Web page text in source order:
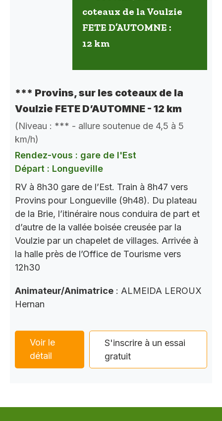
coteaux de la Voulzie
FETE D’AUTOMNE :
12 km
*** Provins, sur les coteaux de la
Voulzie FETE D’AUTOMNE - 12 km
(Niveau : *** - allure soutenue de 4,5 à 5
km/h)
Rendez-vous : gare de l'Est
Départ : Longueville
RV à 8h30 gare de l’Est. Train à 8h47 vers
Provins pour Longueville (9h48). Du plateau
de la Brie, l’itinéraire nous conduira de part et
d’autre de la vallée boisée creusée par la
Voulzie par un chapelet de villages. Arrivée à
la halle près de l’Office de Tourisme vers
12h30
Animateur/Animatrice : ALMEIDA LEROUX
Hernan
Voir le
détail
S'inscrire à un essai
gratuit